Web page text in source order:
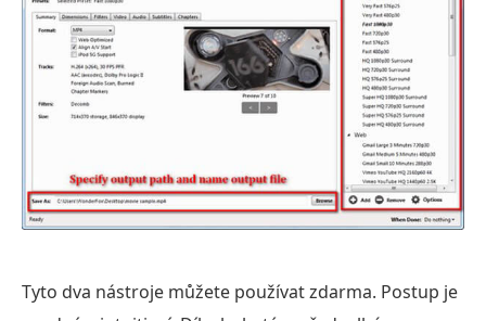
Tyto dva nástroje můžete používat zdarma. Postup je